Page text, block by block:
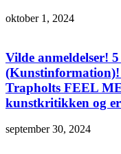
oktober 1, 2024
Vilde anmeldelser!
Trapholts FEEL
kunstkritikken og
september 30, 2024